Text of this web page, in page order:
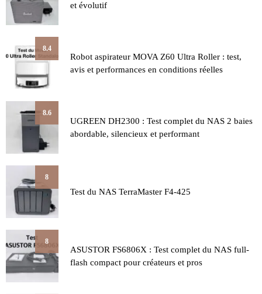
et évolutif
8.4
Robot aspirateur MOVA Z60 Ultra Roller : test,
avis et performances en conditions réelles
8.6
UGREEN DH2300 : Test complet du NAS 2 baies
abordable, silencieux et performant
8
Test du NAS TerraMaster F4-425
8
ASUSTOR FS6806X : Test complet du NAS full-
flash compact pour créateurs et pros